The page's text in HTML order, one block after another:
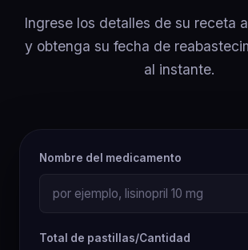
Ingrese los detalles de su receta
y obtenga su fecha de
al instante.
Nombre del medicamento
Total de pastillas/Cantidad